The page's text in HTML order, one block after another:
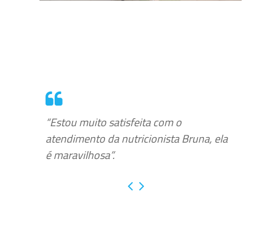
“Estou muito satisfeita com o
atendimento da nutricionista Bruna, ela
é maravilhosa”.